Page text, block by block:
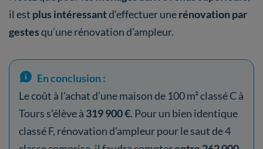
il est plus intéressantd’effectuer unerénovation par
gestesqu’une rénovation d’ampleur.
En conclusion :
Le coût à l’achat d’une maison de 100 m² classé C à
Tours s’élève à 319 900 €. Pour un bien identique
classé F, rénovation d’ampleur pour le saut de 4